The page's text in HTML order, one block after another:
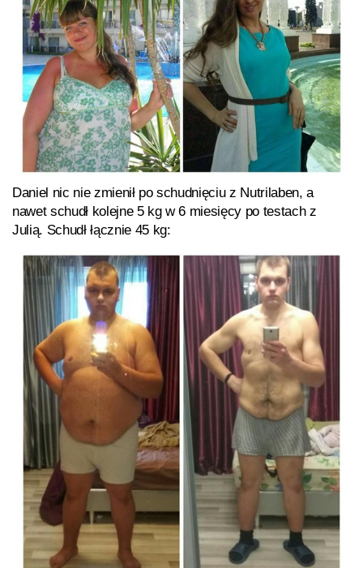
Daniel nic nie zmienił po schudnięciu z Nutrilaben, a
nawet schudł kolejne 5 kg w 6 miesięcy po testach z
Julią. Schudł łącznie 45 kg: